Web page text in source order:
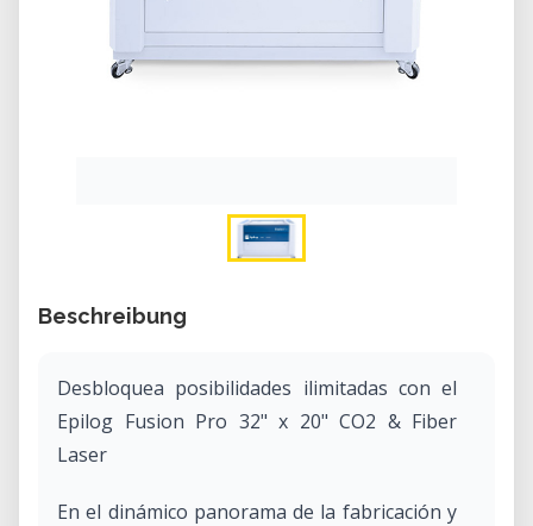
Beschreibung
Desbloquea posibilidades ilimitadas con el
Epilog Fusion Pro 32" x 20" CO2 & Fiber
Laser
En el dinámico panorama de la fabricación y